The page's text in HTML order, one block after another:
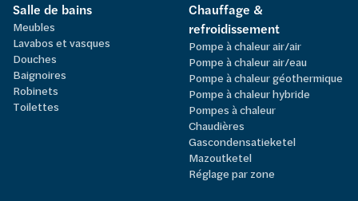
Salle de bains
Meubles
Lavabos et vasques
Douches
Baignoires
Robinets
Toilettes
Chauffage &
refroidissement
Pompe à chaleur air/air
Pompe à chaleur air/eau
Pompe à chaleur géothermique
Pompe à chaleur hybride
Pompes à chaleur
Chaudières
Gascondensatieketel
Mazoutketel
Réglage par zone